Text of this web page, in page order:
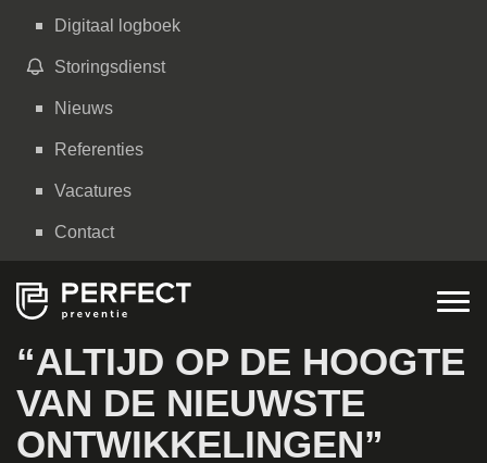
Digitaal logboek
Storingsdienst
Nieuws
Referenties
Vacatures
Contact
“ALTIJD OP DE HOOGTE
VAN DE NIEUWSTE
ONTWIKKELINGEN”